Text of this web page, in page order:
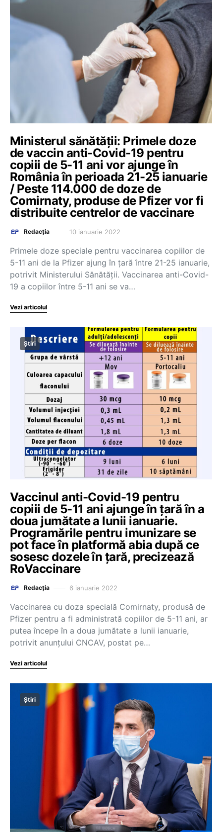
Ministerul sănătății: Primele doze
de vaccin anti-Covid-19 pentru
copiii de 5-11 ani vor ajunge în
România în perioada 21-25 ianuarie
/ Peste 114.000 de doze de
Comirnaty, produse de Pfizer vor fi
distribuite centrelor de vaccinare
Redacția 10 ianuarie 2022
Primele doze speciale pentru vaccinarea copiilor de
5-11 ani de la Pfizer ajung în țară între 21-25 ianuarie,
potrivit Ministerului Sănătății. Vaccinarea anti-Covid-
19 a copiilor între 5-11 ani se va…
Vezi articolul
Știri
Vaccinul anti-Covid-19 pentru
copiii de 5-11 ani ajunge în țară în a
doua jumătate a lunii ianuarie.
Programările pentru imunizare se
pot face în platformă abia după ce
sosesc dozele în țară, precizează
RoVaccinare
Redacția 6 ianuarie 2022
Vaccinarea cu doza specială Comirnaty, produsă de
Pfizer pentru a fi administrată copiilor de 5-11 ani, ar
putea începe în a doua jumătate a lunii ianuarie,
potrivit anunțului CNCAV, postat pe…
Vezi articolul
Știri